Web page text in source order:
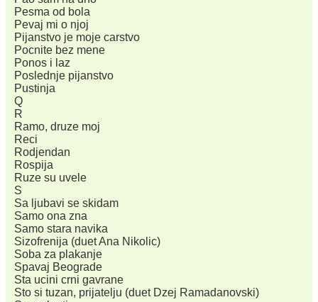
Pesma od bola
Pevaj mi o njoj
Pijanstvo je moje carstvo
Pocnite bez mene
Ponos i laz
Poslednje pijanstvo
Pustinja
Q
R
Ramo, druze moj
Reci
Rodjendan
Rospija
Ruze su uvele
S
Sa ljubavi se skidam
Samo ona zna
Samo stara navika
Sizofrenija (duet Ana Nikolic)
Soba za plakanje
Spavaj Beograde
Sta ucini crni gavrane
Sto si tuzan, prijatelju (duet Dzej Ramadanovski)